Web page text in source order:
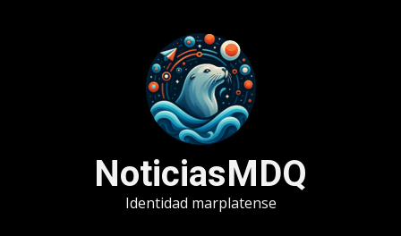
NoticiasMDQ
Identidad marplatense